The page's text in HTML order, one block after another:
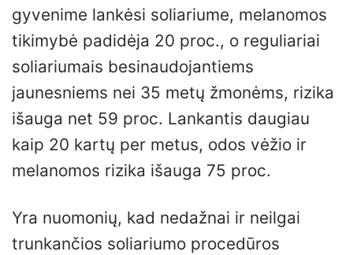
gyvenime lankėsi soliariume, melanomos
tikimybė padidėja 20 proc., o reguliariai
soliariumais besinaudojantiems
jaunesniems nei 35 metų žmonėms, rizika
išauga net 59 proc. Lankantis daugiau
kaip 20 kartų per metus, odos vėžio ir
melanomos rizika išauga 75 proc.
Yra nuomonių, kad nedažnai ir neilgai
trunkančios soliariumo procedūros